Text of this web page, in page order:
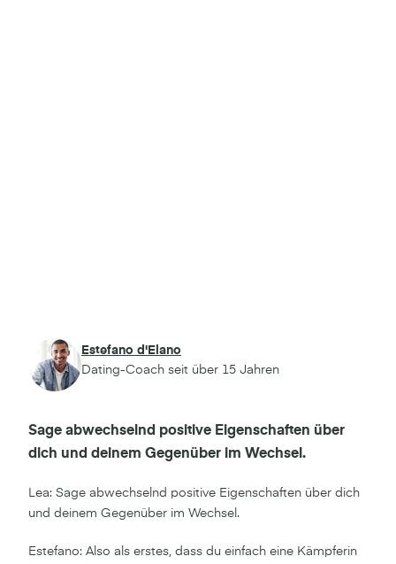
Estefano d'Elano
Dating-Coach seit über 15 Jahren
Sage abwechselnd positive Eigenschaften über
dich und deinem Gegenüber im Wechsel.
Lea: Sage abwechselnd positive Eigenschaften über dich
und deinem Gegenüber im Wechsel.
Estefano: Also als erstes, dass du einfach eine Kämpferin